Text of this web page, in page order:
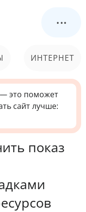
...
ИНТЕРНЕТ
СИСТЕМА
это поможет
сайт лучше:
показ